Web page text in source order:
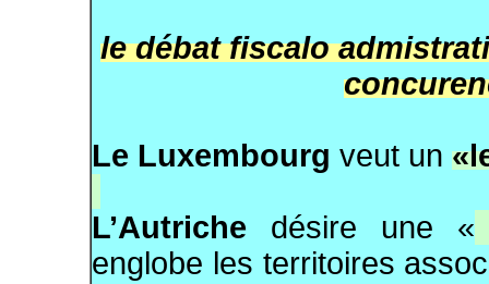
le débat fiscalo
Le Luxembourg veut un
L’Autriche désire une «
englobe les territoires